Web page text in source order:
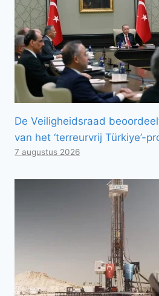
De Veiligheidsraad
van het ‘terreurvrij Türkiye’-
7 augustus 2026